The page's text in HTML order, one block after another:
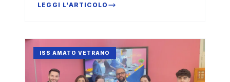
LEGGI L'ARTICOLO
ISS AMATO VETRANO